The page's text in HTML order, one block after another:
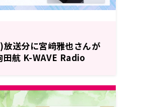
送分に宮﨑雅也さんが
田航 K-WAVE Radio